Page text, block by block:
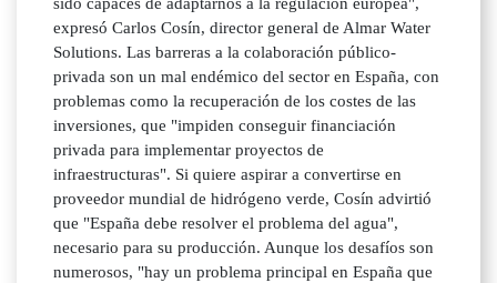
sido capaces de adaptarnos a la regulación europea",
expresó Carlos Cosín, director general de Almar Water
Solutions. Las barreras a la colaboración público-
privada son un mal endémico del sector en España, con
problemas como la recuperación de los costes de las
inversiones, que "impiden conseguir financiación
privada para implementar proyectos de
infraestructuras". Si quiere aspirar a convertirse en
proveedor mundial de hidrógeno verde, Cosín advirtió
que "España debe resolver el problema del agua",
necesario para su producción. Aunque los desafíos son
numerosos, "hay un problema principal en España que